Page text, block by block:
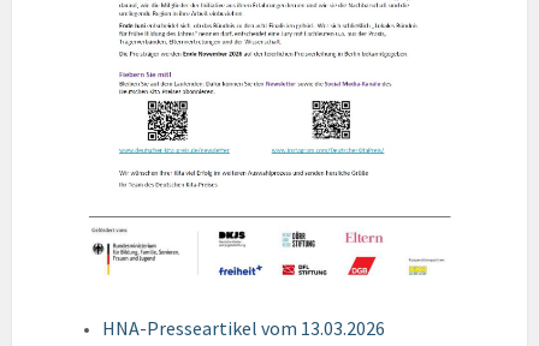
HNA-Presseartikel vom 13.03.2026